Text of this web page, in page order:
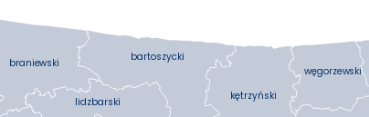
bartoszycki
braniewski
kętrzyński
lidzbarski
węgorzewski